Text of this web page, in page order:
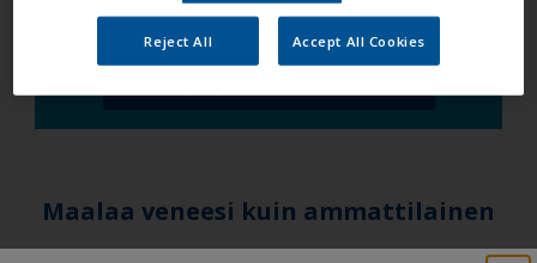
tarvittavien maalikerrosten määrä, niin saat
hyödyllisen arvion.
Maalaa veneesi kuin ammattilainen
Reject All Accept All Cookies